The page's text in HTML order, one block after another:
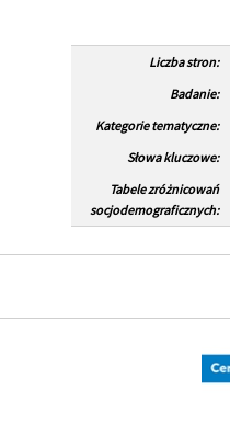
Liczba stron:
Badanie:
Kategorie tematyczne:
Słowa kluczowe:
Tabele zróżnicowań
socjodemograficznych: